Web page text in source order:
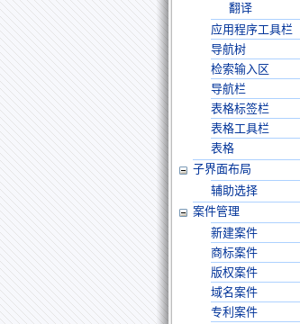
翻译
应用程序工具栏
导航树
检索输入区
导航栏
表格标签栏
表格工具栏
表格
子界面布局
辅助选择
案件管理
新建案件
商标案件
版权案件
域名案件
专利案件